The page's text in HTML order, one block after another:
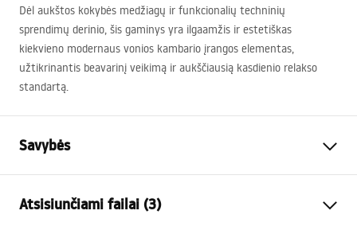
Dėl aukštos kokybės medžiagų ir funkcionalių techninių
sprendimų derinio, šis gaminys yra ilgaamžis ir estetiškas
kiekvieno modernaus vonios kambario įrangos elementas,
užtikrinantis beavarinį veikimą ir aukščiausią kasdienio relakso
standartą.
Savybės
Spalva
Atsisiunčiami failai (3)